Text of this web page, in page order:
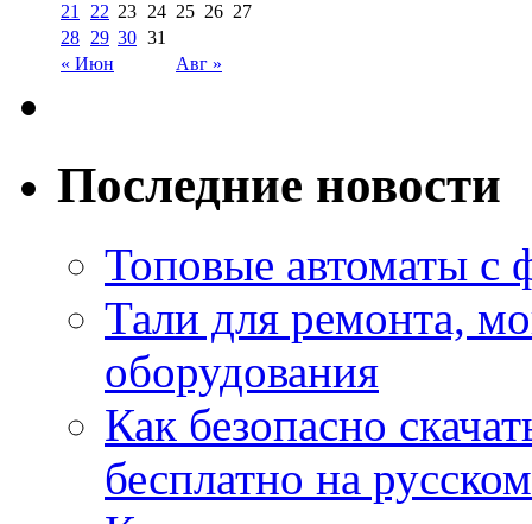
« Июн Авг »
21
22 23 24 25 26 27
28 29 30 31
Последние новости
Топовые автоматы с
Тали для ремонта,
оборудования
Как безопасно
бесплатно на